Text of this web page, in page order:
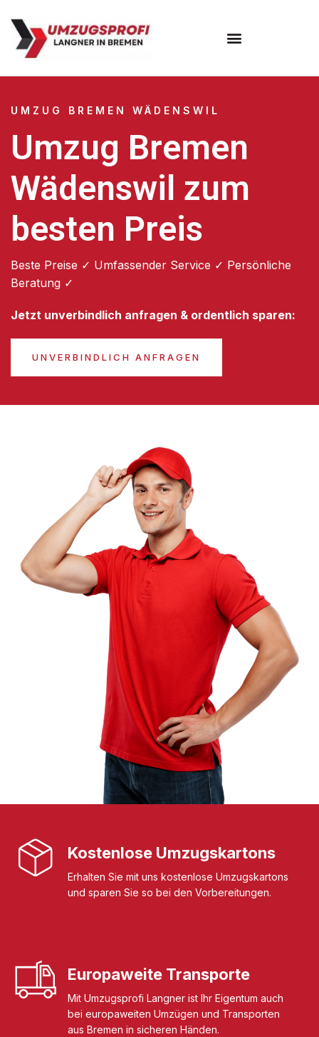
UMZUG BREMEN WÄDENSWIL
Umzug Bremen
Wädenswil zum
besten Preis
Beste Preise ✓ Umfassender Service ✓ Persönliche
Beratung ✓
Jetzt unverbindlich anfragen & ordentlich sparen:
UNVERBINDLICH ANFRAGEN
Kostenlose Umzugskartons
Erhalten Sie mit uns kostenlose Umzugskartons
und sparen Sie so bei den Vorbereitungen.
Europaweite Transporte
Mit Umzugsprofi Langner ist Ihr Eigentum auch
bei europaweiten Umzügen und Transporten
aus Bremen in sicheren Händen.